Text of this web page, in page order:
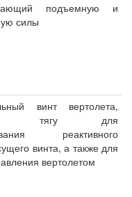
подъемную и
силы
винт вертолета,
тягу для
реактивного
винта, а также для
вертолетом